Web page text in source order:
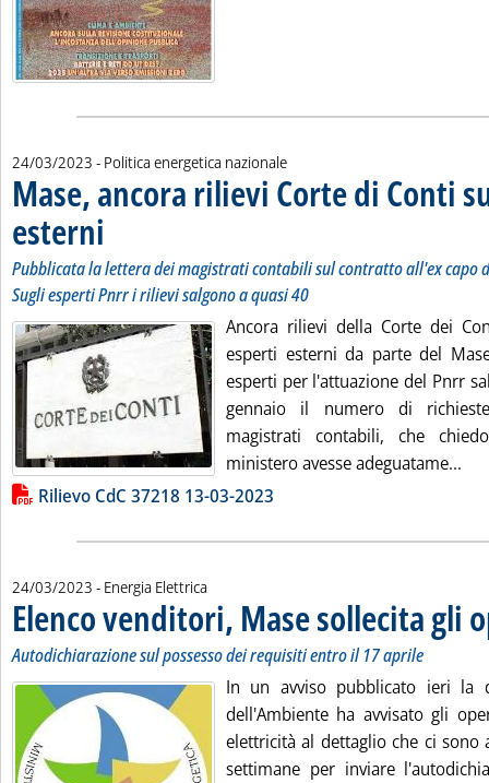
24/03/2023 - Politica energetica nazionale
Mase, ancora rilievi Corte di Conti
esterni
Pubblicata la lettera dei magistrati contabili sul contratto all'ex capo
Sugli esperti Pnrr i rilievi salgono a quasi 40
Ancora rilievi della Corte dei
esperti esterni da parte del
esperti per l'attuazione del Pnrr
gennaio il numero di
magistrati contabili, che
ministero avesse adeguatame...
Lista allegati PDF alla notizia
Rilievo CdC 37218 13-03-2023
24/03/2023 - Energia Elettrica
Elenco venditori, Mase sollecita gli
Autodichiarazione sul possesso dei requisiti entro il 17 aprile
In un avviso pubblicato ieri la
dell'Ambiente ha avvisato gli
elettricità al dettaglio che ci
settimane per inviare